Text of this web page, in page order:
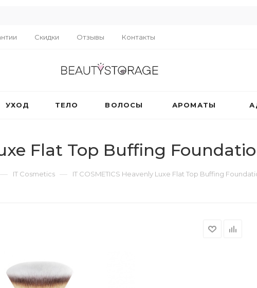
Скидки Отзывы Контакты
УХОД ТЕЛО ВОЛОСЫ АРОМАТЫ
Flat Top Buffing
— IT Cosmetics — IT COSMETICS Heavenly Luxe Flat Top Buffing